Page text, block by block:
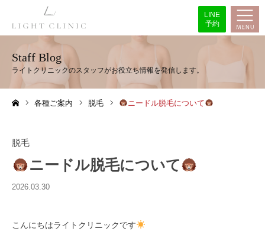
LINE
予約
Staff Blog
各種ご案内 脱毛 ニードル脱毛について
脱毛
ニードル脱毛について
2026.03.30
こんにちはライトクリニックです